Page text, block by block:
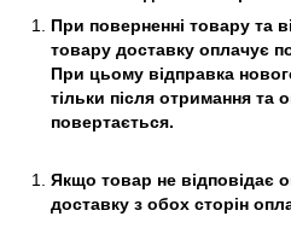
При поверненні товару та
товару доставку оплачує
При цьому відправка
тільки після отримання та
повертається.
Якщо товар не відповідає
доставку з обох сторін